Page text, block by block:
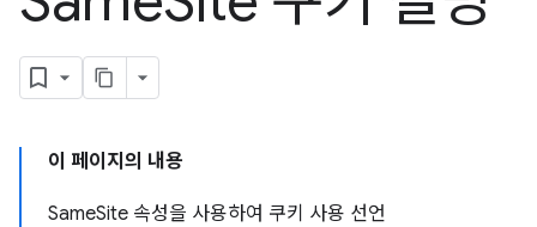
이 페이지의 내용
SameSite 속성을 사용하여 쿠키 사용 선언